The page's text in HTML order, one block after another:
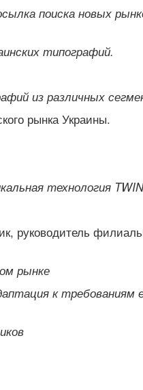
поиска новых
типографий.
из различных
рынка Украины.
технология TWIN
руководитель
рынке
к требованиям